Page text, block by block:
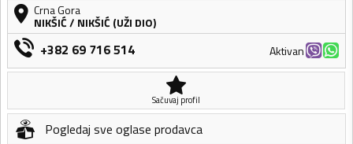
Crna Gora
NIKŠIĆ/ NIKŠIĆ (UŽI DIO)
+382 69 716 514 Aktivan
Sačuvaj profil
Pogledaj sve oglase prodavca